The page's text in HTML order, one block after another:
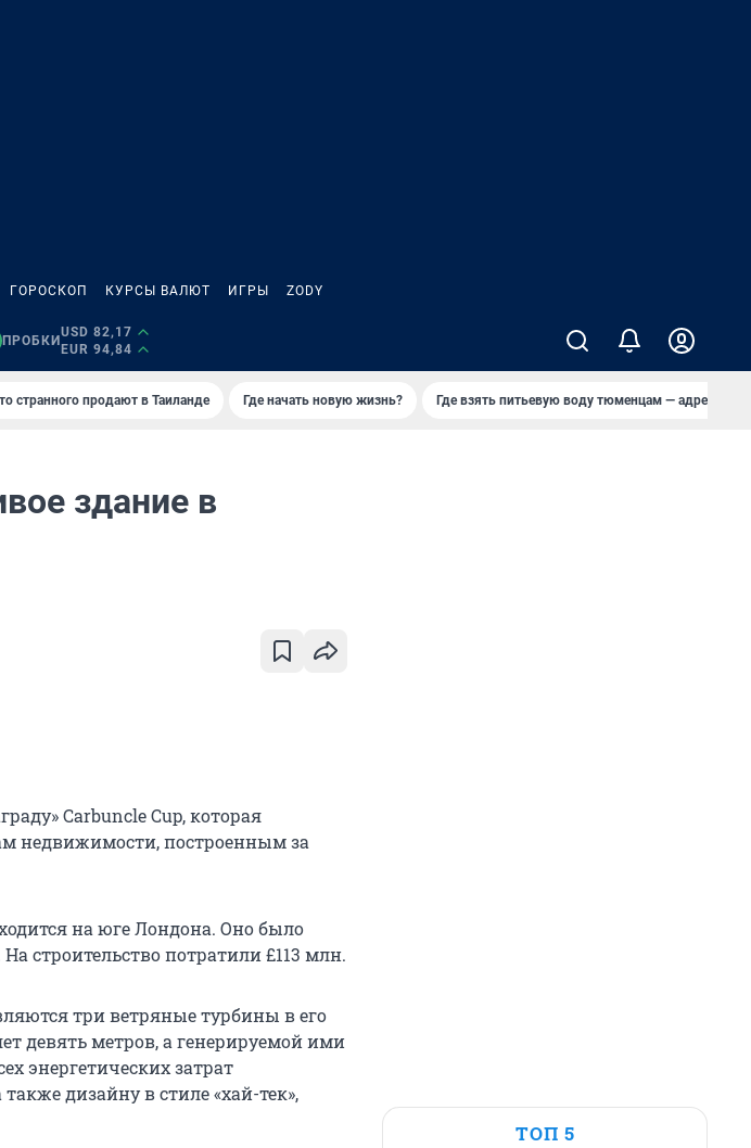
ГОРОСКОП КУРСЫ ВАЛЮТ ИГРЫ ZODY
ПРОБКИ
USD 82,17
EUR 94,84
странного продают в Таиланде Где начать новую жизнь? Где взять питьевую воду тюменцам — адреса
здание в
Carbuncle Cup, которая
недвижимости, построенным за
на юге Лондона. Оно было
строительство потратили £113 млн.
три ветряные турбины в его
девять метров, а генерируемой ими
энергетических затрат
дизайну в стиле «хай-тек»,
ТОП 5